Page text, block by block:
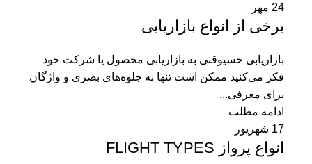
24 مهر
برخی از انواع بازاریابی
بازاريابی حسیوقتی به بازاريابی محصول يا شركت خود
فكر می‌كنيد ممكن است تنها به جلوه‌های بصری و واژگان
برای معرفی...
ادامه مطلب
17 شهریور
انواع پرواز FLIGHT TYPES